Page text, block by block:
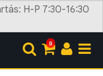
H-P 7:30-16:30
0